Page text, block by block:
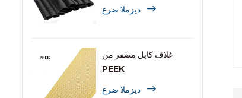
ديزملا ضرع
غلاف كابل مضفر من
PEEK
ديزملا ضرع